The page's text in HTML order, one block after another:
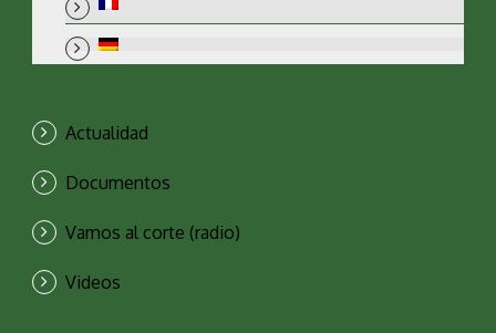
Actualidad
Documentos
Vamos al corte (radio)
Videos